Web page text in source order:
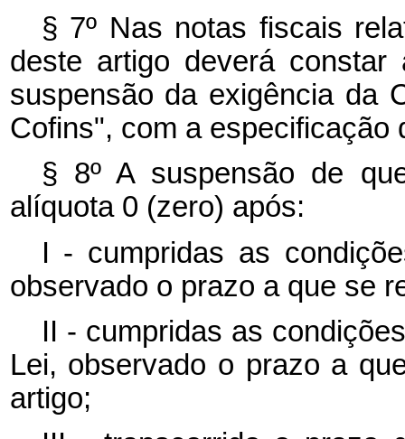
§ 7º Nas notas fiscais
deste artigo deverá constar
suspensão da exigência da
Cofins", com a especificação
§ 8º A suspensão de
alíquota 0 (zero) após:
I - cumpridas as
observado o prazo a que se
II - cumpridas as
Lei, observado o prazo a
artigo;